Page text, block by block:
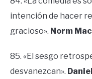
intención de hacer
gracioso». Norm
85. «El sesgo
desvanezcan».